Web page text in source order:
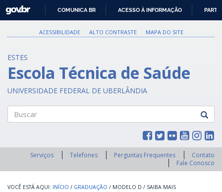
PARA
O
GOVBR
COMUNICA BR ACESSO À INFORMAÇÃO
ACESSIBILIDADE ALTO CONTRASTE MAPA DO SITE
ESTES
Escola Técnica de Saúde
UNIVERSIDADE FEDERAL DE UBERLÂNDIA
Serviços Telefones Perguntas Frequentes
Contato
Fale Conosco
INÍCIO / GRADUAÇÃO / MODELO D / SAIBA MAIS